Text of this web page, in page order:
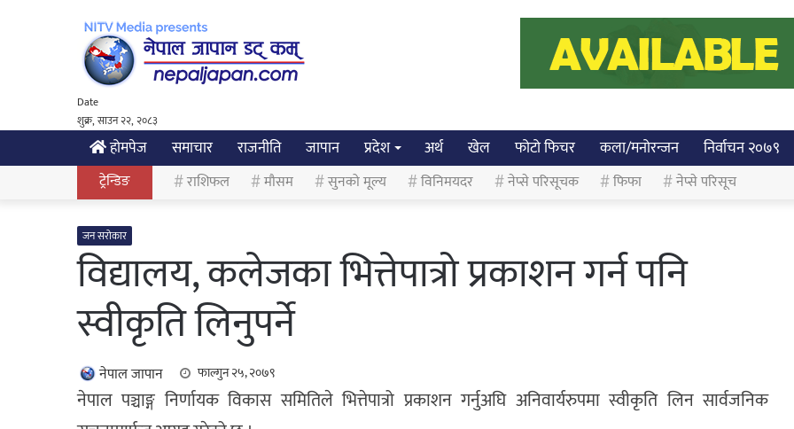
Date
शुक्र, साउन २२, २०८३
होमपेज समाचार राजनीति जापान प्रदेश अर्थ खेल फोटो फिचर कला/मनोरन्जन निर्वाचन २०७९
ट्रेन्डिङ राशिफल मौसम सुनको मूल्य विनिमयदर नेप्से परिसूचक फिफा नेप्से परिसूच
जन सरोकार
विद्यालय, कलेजका भित्तेपात्रो प्रकाशन गर्न पनि
स्वीकृति लिनुपर्ने
नेपाल जापान फाल्गुन २५, २०७९
नेपाल पञ्चाङ्ग निर्णायक विकास समितिले भित्तेपात्रो प्रकाशन गर्नुअघि अनिवार्यरुपमा स्वीकृति लिन सार्वजनिक